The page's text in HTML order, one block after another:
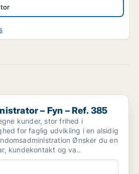
Fyn – Ref. 385
– Fyn – Ref. 385
kunder, stor frihed i
for faglig udvikling i en alsidig
Ønsker du en
kundekontakt og va..